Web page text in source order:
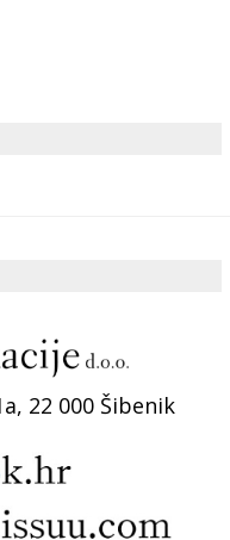
22 000 Šibenik